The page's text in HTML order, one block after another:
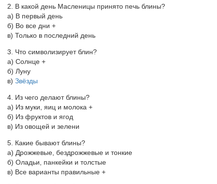
2. В какой день Масленицы принято печь блины?
а) В первый день
б) Во все дни +
в) Только в последний день
3. Что символизирует блин?
а) Солнце +
б) Луну
в) Звёзды
4. Из чего делают блины?
а) Из муки, яиц и молока +
б) Из фруктов и ягод
в) Из овощей и зелени
5. Какие бывают блины?
а) Дрожжевые, бездрожжевые и тонкие
б) Оладьи, панкейки и толстые
в) Все варианты правильные +